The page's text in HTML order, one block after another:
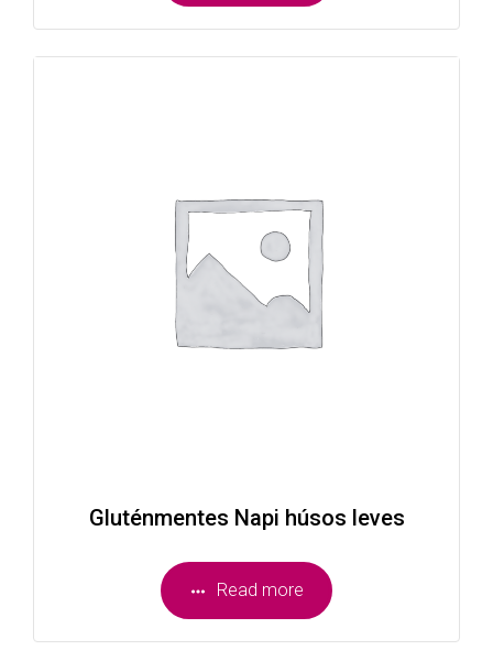
Gluténmentes Napi húsos leves
Read more